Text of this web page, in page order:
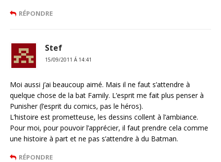
RÉPONDRE
Stef
15/09/2011 Á 14:41
Moi aussi j’ai beaucoup aimé. Mais il ne faut s’attendre à
quelque chose de la bat Family. L’esprit me fait plus penser à
Punisher (l’esprit du comics, pas le héros).
L’histoire est prometteuse, les dessins collent à l’ambiance.
Pour moi, pour pouvoir l’apprécier, il faut prendre cela comme
une histoire à part et ne pas s’attendre à du Batman.
RÉPONDRE